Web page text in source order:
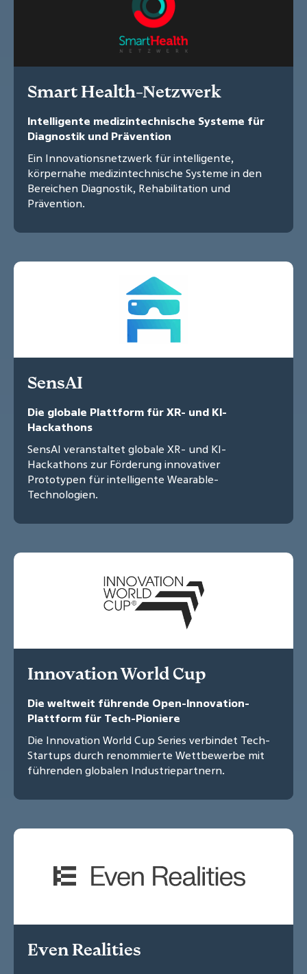
Smart Health-Netzwerk
Intelligente medizintechnische Systeme für
Diagnostik und Prävention
Ein Innovationsnetzwerk für intelligente,
körpernahe medizintechnische Systeme in den
Bereichen Diagnostik, Rehabilitation und
Prävention.
SensAI
Die globale Plattform für XR- und KI-
Hackathons
SensAI veranstaltet globale XR- und KI-
Hackathons zur Förderung innovativer
Prototypen für intelligente Wearable-
Technologien.
Innovation World Cup
Die weltweit führende Open-Innovation-
Plattform für Tech-Pioniere
Die Innovation World Cup Series verbindet Tech-
Startups durch renommierte Wettbewerbe mit
führenden globalen Industriepartnern.
Even Realities